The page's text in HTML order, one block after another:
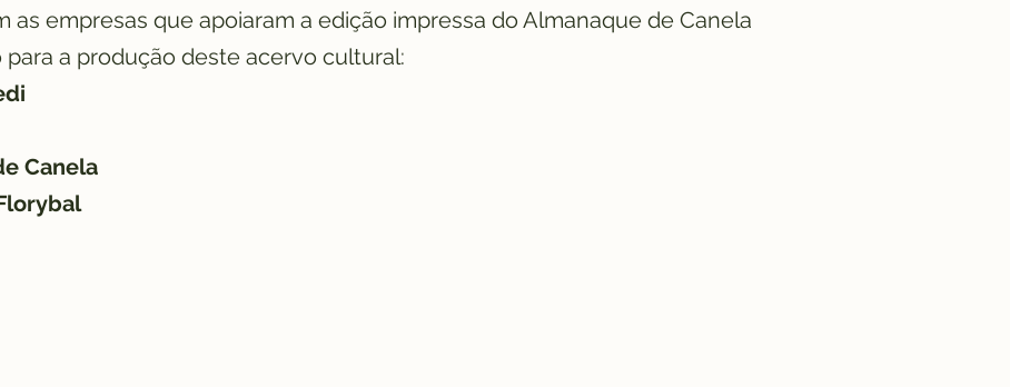
as empresas que apoiaram a edição impressa do Almanaque de Canela
a produção deste acervo cultural:
Canela